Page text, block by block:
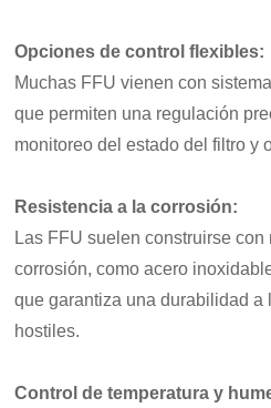
Opciones de control flexibles:
Muchas FFU vienen con
que permiten una regulación
monitoreo del estado del filtro y
Resistencia a la corrosión:
Las FFU suelen construirse
corrosión, como acero
que garantiza una durabilidad a
hostiles.
Control de temperatura y